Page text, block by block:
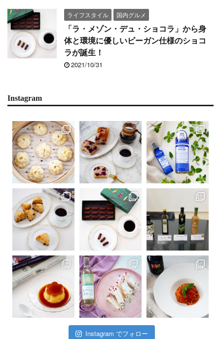
ライフスタイル
国内グルメ
「ラ・メゾン・デュ・ショコラ」から身
体と環境に優しいビーガン仕様のショコ
ラが誕生！
2021/10/31
Instagram
Instagram でフォロー